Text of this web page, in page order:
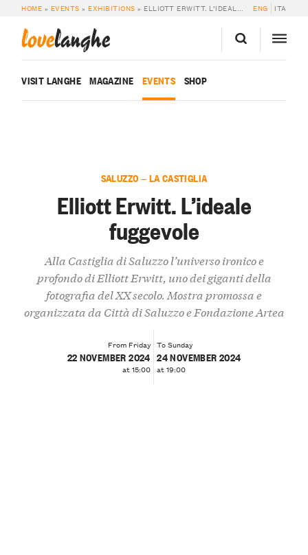
HOME » EVENTS »EXHIBITIONS » ELLIOTT ERWITT. L’IDEALE FUGGEVOLE ENG ITA
lovelanghe
VISIT LANGHE MAGAZINE EVENTS SHOP
SALUZZO — LA CASTIGLIA
Elliott Erwitt. L’ideale
fuggevole
Alla Castiglia di Saluzzo l’universo ironico e
profondo di Elliott Erwitt, uno dei giganti della
fotografia del XX secolo. Mostra promossa e
organizzata da Città di Saluzzo e Fondazione Artea
From Friday
22 NOVEMBER 2024
at 15:00
To Sunday
24 NOVEMBER 2024
at 19:00